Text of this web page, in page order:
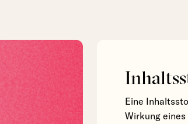
Eine
Wirkung